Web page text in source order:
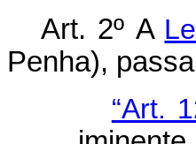
Art. 2º A
Penha),
“Art.